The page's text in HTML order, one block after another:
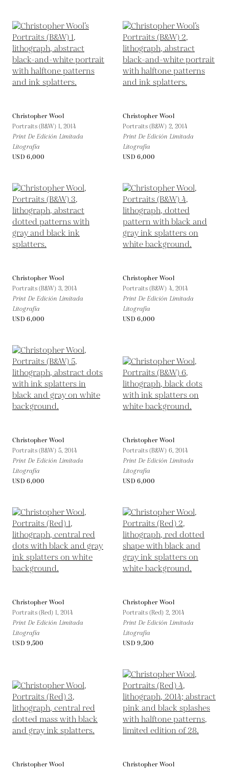
Christopher Wool
Portraits (B&W) 1, 2014
Print De Edición Limitada
Litografía
USD 6,000
Christopher Wool
Portraits (B&W) 2, 2014
Print De Edición Limitada
Litografía
USD 6,000
Christopher Wool
Portraits (B&W) 3, 2014
Print De Edición Limitada
Litografía
USD 6,000
Christopher Wool
Portraits (B&W) 4, 2014
Print De Edición Limitada
Litografía
USD 6,000
Christopher Wool
Portraits (B&W) 5, 2014
Print De Edición Limitada
Litografía
USD 6,000
Christopher Wool
Portraits (B&W) 6, 2014
Print De Edición Limitada
Litografía
USD 6,000
Christopher Wool
Portraits (Red) 1, 2014
Print De Edición Limitada
Litografía
USD 9,500
Christopher Wool
Portraits (Red) 2, 2014
Print De Edición Limitada
Litografía
USD 9,500
Christopher Wool Christopher Wool